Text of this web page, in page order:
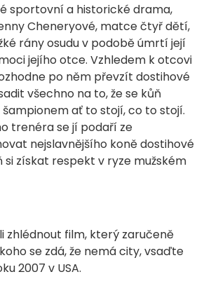
sportovní a historické drama,
Cheneryové, matce čtyř dětí,
rány osudu v podobě úmrtí její
jejího otce. Vzhledem k otcovi
po něm převzít dostihové
všechno na to, že se kůň
ať to stojí, co to stojí.
trenéra se jí podaří ze
nejslavnějšího koně dostihové
si získat respekt v ryze mužském
zhlédnout film, který zaručeně
se zdá, že nemá city, vsaďte
2007 v USA.